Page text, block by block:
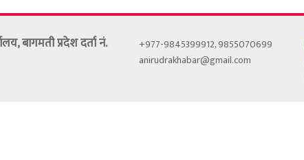
बागमती प्रदेश दर्ता नं.
+977-9845399912, 9855070699
anirudrakhabar@gmail.com